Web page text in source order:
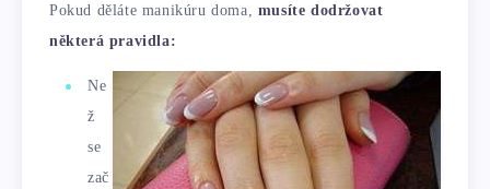
Pokud děláte manikúru doma, musíte dodržovat
některá pravidla:
Ne
ž
se
zač